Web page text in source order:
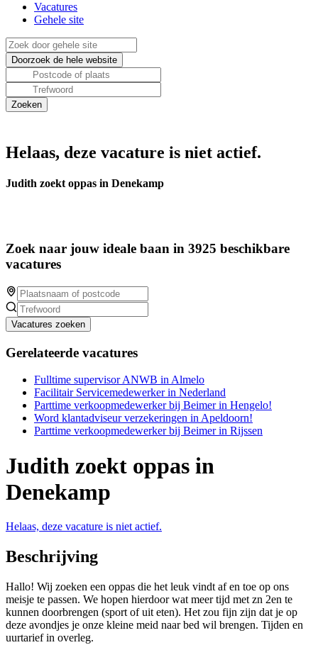
Vacatures
Gehele site
Helaas, deze vacature is niet actief.
Judith zoekt oppas in Denekamp
Zoek naar jouw ideale baan in 3925 beschikbare
vacatures
Vacatures zoeken
Gerelateerde vacatures
Fulltime supervisor ANWB in Almelo
Facilitair Servicemedewerker in Nederland
Parttime verkoopmedewerker bij Beimer in Hengelo!
Word klantadviseur verzekeringen in Apeldoorn!
Parttime verkoopmedewerker bij Beimer in Rijssen
Judith zoekt oppas in
Denekamp
Helaas, deze vacature is niet actief.
Beschrijving
Hallo! Wij zoeken een oppas die het leuk vindt af en toe op ons
meisje te passen. We hopen hierdoor wat meer tijd met zn 2en te
kunnen doorbrengen (sport of uit eten). Het zou fijn zijn dat je op
deze avondjes je onze kleine meid naar bed wil brengen. Tijden en
uurtarief in overleg.